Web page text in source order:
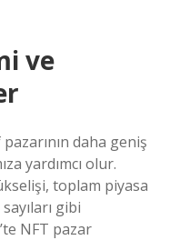
ve
daha geniş
yardımcı olur.
toplam piyasa
gibi
NFT pazar